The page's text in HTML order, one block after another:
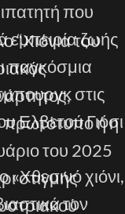
που
εμπειρία ζωής
παγκόσμια
στις
Ελβετού Γιόσι
«Χθεσινό χιόνι,
τον
“Χιόνια του
πρωτότυπο ή η
του 2025
στιγμής